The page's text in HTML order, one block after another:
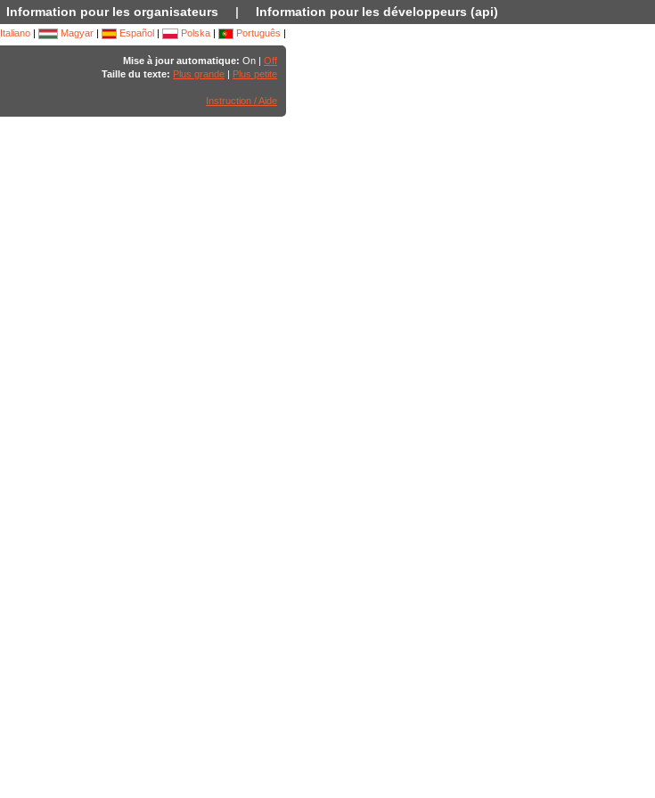
Information pour les organisateurs | Information pour les développeurs (api)
Italiano| Magyar| Español| Polska| Português |
Mise à jour automatique: On | Off
Taille du texte: Plus grande | Plus petite
Instruction / Aide